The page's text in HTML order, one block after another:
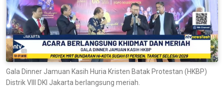
Gala Dinner Jamuan Kasih Huria Kristen Batak Protestan (HKBP)
Distrik VIII DKI Jakarta berlangsung meriah.